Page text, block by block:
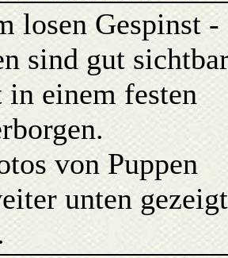
losen Gespinst -
sind gut
in einem festen
von Puppen
unten gezeigt